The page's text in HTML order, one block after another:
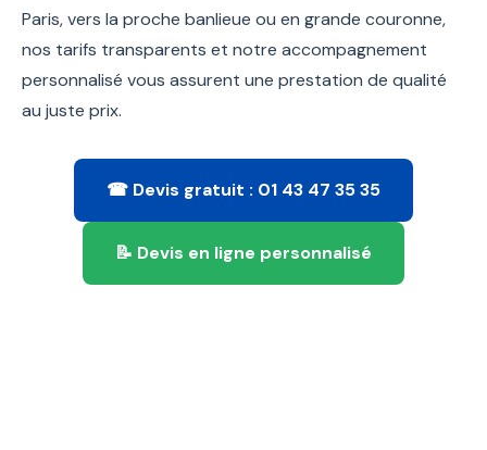
Paris, vers la proche banlieue ou en grande couronne,
nos tarifs transparents et notre accompagnement
personnalisé vous assurent une prestation de qualité
au juste prix.
☎ Devis gratuit : 01 43 47 35 35
📝 Devis en ligne personnalisé